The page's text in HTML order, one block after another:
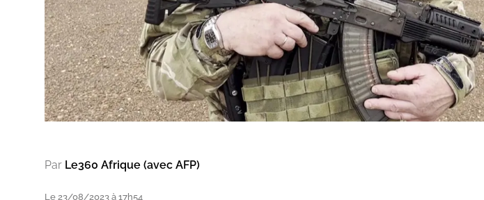
Par Le360 Afrique (avec AFP)
Le 23/08/2023 à 17h54